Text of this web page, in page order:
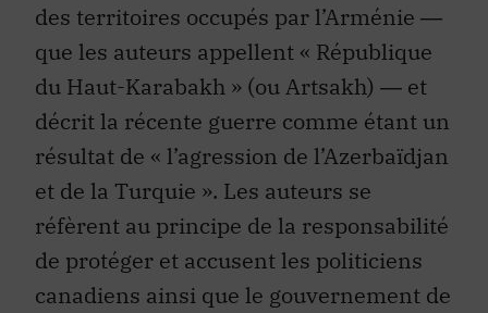
des territoires occupés par l’Arménie ―
que les auteurs appellent « République
du Haut-Karabakh » (ou Artsakh) ― et
décrit la récente guerre comme étant un
résultat de « l’agression de l’Azerbaïdjan
et de la Turquie ». Les auteurs se
réfèrent au principe de la responsabilité
de protéger et accusent les politiciens
canadiens ainsi que le gouvernement de